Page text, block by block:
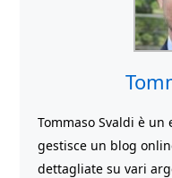
Tommaso Svaldi è
gestisce un blog
dettagliate su vari